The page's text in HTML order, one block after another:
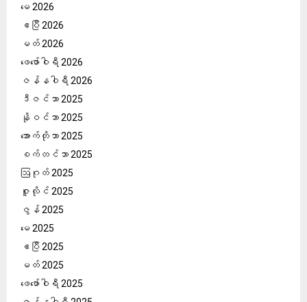
မေ 2026
ဧပြီ 2026
မတ် 2026
ဖေ‌ဖော်ဝါရီ 2026
ဇန်နဝါရီ 2026
ဒီဇင်ဘာ 2025
နိုဝင်ဘာ 2025
အောက်တိုဘာ 2025
စက်တင်ဘာ 2025
ဩဂုတ် 2025
ဇူလိုင် 2025
ဇွန် 2025
မေ 2025
ဧပြီ 2025
မတ် 2025
ဖေ‌ဖော်ဝါရီ 2025